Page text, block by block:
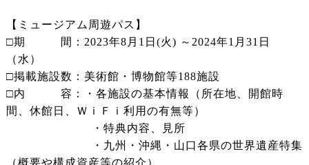
【ミュージアム周遊パス】
□期 間：2023年8月1日(火) ～2024年1月31日
（水）
□掲載施設数：美術館・博物館等188施設
□内 容：・各施設の基本情報（所在地、開館時
間、休館日、ＷｉＦｉ利用の有無等）
・特典内容、見所
・九州・沖縄・山口各県の世界遺産特集